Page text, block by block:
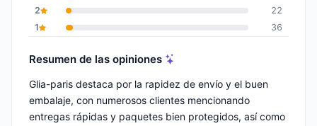
2
22
1
36
Resumen de las opiniones
Glia-paris destaca por la rapidez de envío y el buen
embalaje, con numerosos clientes mencionando
entregas rápidas y paquetes bien protegidos, así como